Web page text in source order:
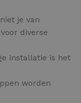
je van
voor diverse
installatie is het
worden